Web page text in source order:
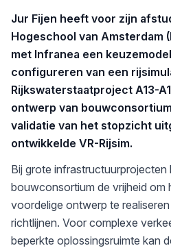
Jur Fijen heeft voor zijn
Hogeschool van Amsterdam
met Infranea een
configureren van een
Rijkswaterstaatproject A13-
ontwerp van
validatie van het stopzicht
ontwikkelde VR-Rijsim.
Bij grote infrastructuurprojecten
bouwconsortium de vrijheid om
voordelige ontwerp te
richtlijnen. Voor complexe
beperkte oplossingsruimte kan